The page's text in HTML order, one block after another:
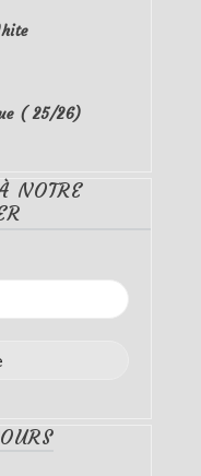
( 25/26)
NOTRE